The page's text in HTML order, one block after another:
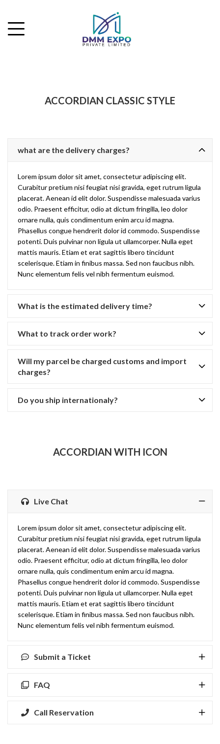
ACCORDIAN CLASSIC STYLE
what are the delivery charges?
Lorem ipsum dolor sit amet, consectetur adipiscing elit.
Curabitur pretium nisi feugiat nisi gravida, eget rutrum ligula
placerat. Aenean id elit dolor. Suspendisse malesuada varius
odio. Praesent efficitur, odio at dictum fringilla, leo dolor
ornare nulla, quis condimentum enim arcu id magna.
Phasellus congue hendrerit dolor id commodo. Suspendisse
potenti. Duis pulvinar non ligula ut ullamcorper. Nulla eget
mattis mauris. Etiam et erat sagittis libero tincidunt
scelerisque. Etiam in finibus massa. Sed non faucibus nibh.
Nunc elementum felis vel nibh fermentum euismod.
What is the estimated delivery time?
What to track order work?
Will my parcel be charged customs and import
charges?
Do you ship internationaly?
ACCORDIAN WITH ICON
Live Chat
Lorem ipsum dolor sit amet, consectetur adipiscing elit.
Curabitur pretium nisi feugiat nisi gravida, eget rutrum ligula
placerat. Aenean id elit dolor. Suspendisse malesuada varius
odio. Praesent efficitur, odio at dictum fringilla, leo dolor
ornare nulla, quis condimentum enim arcu id magna.
Phasellus congue hendrerit dolor id commodo. Suspendisse
potenti. Duis pulvinar non ligula ut ullamcorper. Nulla eget
mattis mauris. Etiam et erat sagittis libero tincidunt
scelerisque. Etiam in finibus massa. Sed non faucibus nibh.
Nunc elementum felis vel nibh fermentum euismod.
Submit a Ticket
FAQ
Call Reservation